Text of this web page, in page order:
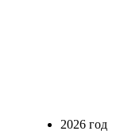
2026 год